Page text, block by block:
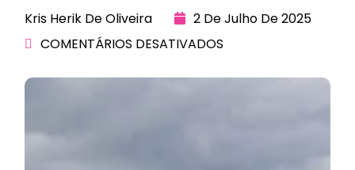
Kris Herik De Oliveira
2 De Julho De 2025
COMENTÁRIOS DESATIVADOS